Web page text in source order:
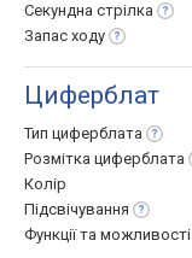
Секундна стрілка
Запас ходу
Циферблат
Тип циферблата
Розмітка циферблата
Колір
Підсвічування
Функції та можливості